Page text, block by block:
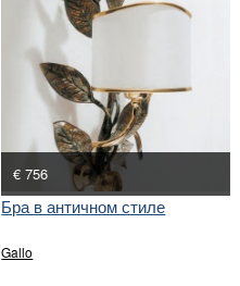
€ 756
Бра в античном стиле
Gallo